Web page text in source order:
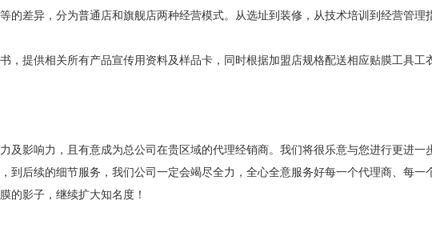
的差异，分为普通店和旗舰店两种经营模式。从选址到装修，从技术培训到经营管理
，提供相关所有产品宣传用资料及样品卡，同时根据加盟店规格配送相应贴膜工具工
及影响力，且有意成为总公司在贵区域的代理经销商。我们将很乐意与您进行更进一
到后续的细节服务，我们公司一定会竭尽全力，全心全意服务好每一个代理商、每一
的影子，继续扩大知名度！